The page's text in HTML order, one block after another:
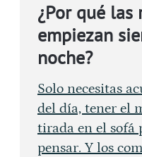
¿Por qué
empiezan
noche?
Solo necesitas
del día, tener el
tirada en el sofá
pensar. Y los